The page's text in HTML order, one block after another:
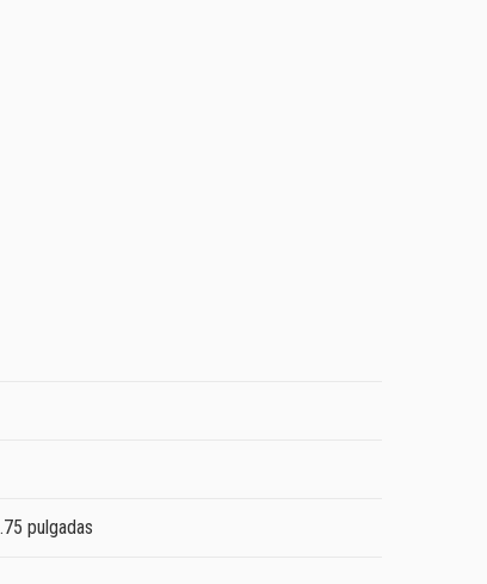
pulgadas